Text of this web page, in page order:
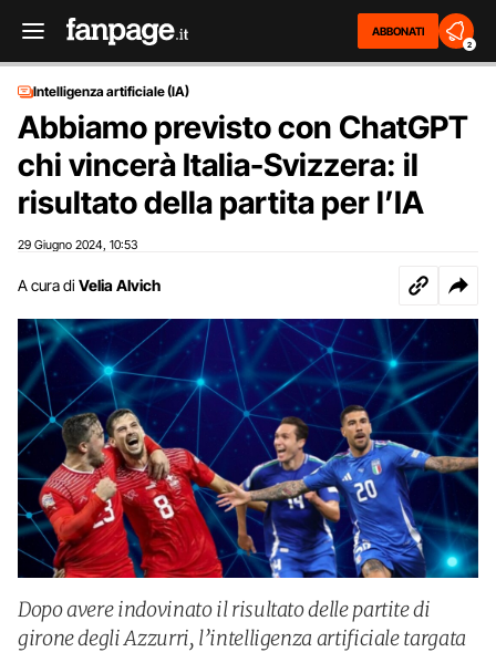
ABBONATI
2
Intelligenza artificiale (IA)
Abbiamo previsto con ChatGPT
chi vincerà Italia-Svizzera: il
risultato della partita per l’IA
29 Giugno 2024 10:53
A cura di Velia Alvich
Dopo avere indovinato il risultato delle partite di
girone degli Azzurri, l’intelligenza artificiale targata